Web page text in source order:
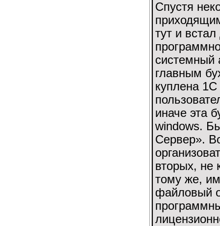
Спустя
тут и
системный
главным
куплена 1С
иначе эта
windows.
Сервер».
вторых, не
тому же,
файловый